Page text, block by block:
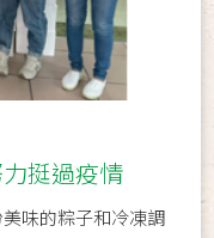
挺過疫情
味的粽子和冷凍調